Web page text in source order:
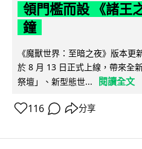
領門檻而設 《諸王
鐘
《魔獸世界：至暗之夜》版本
於 8 月 13 日正式上線，帶來全
祭壇」、新型態世...
閱讀全文
116 分享